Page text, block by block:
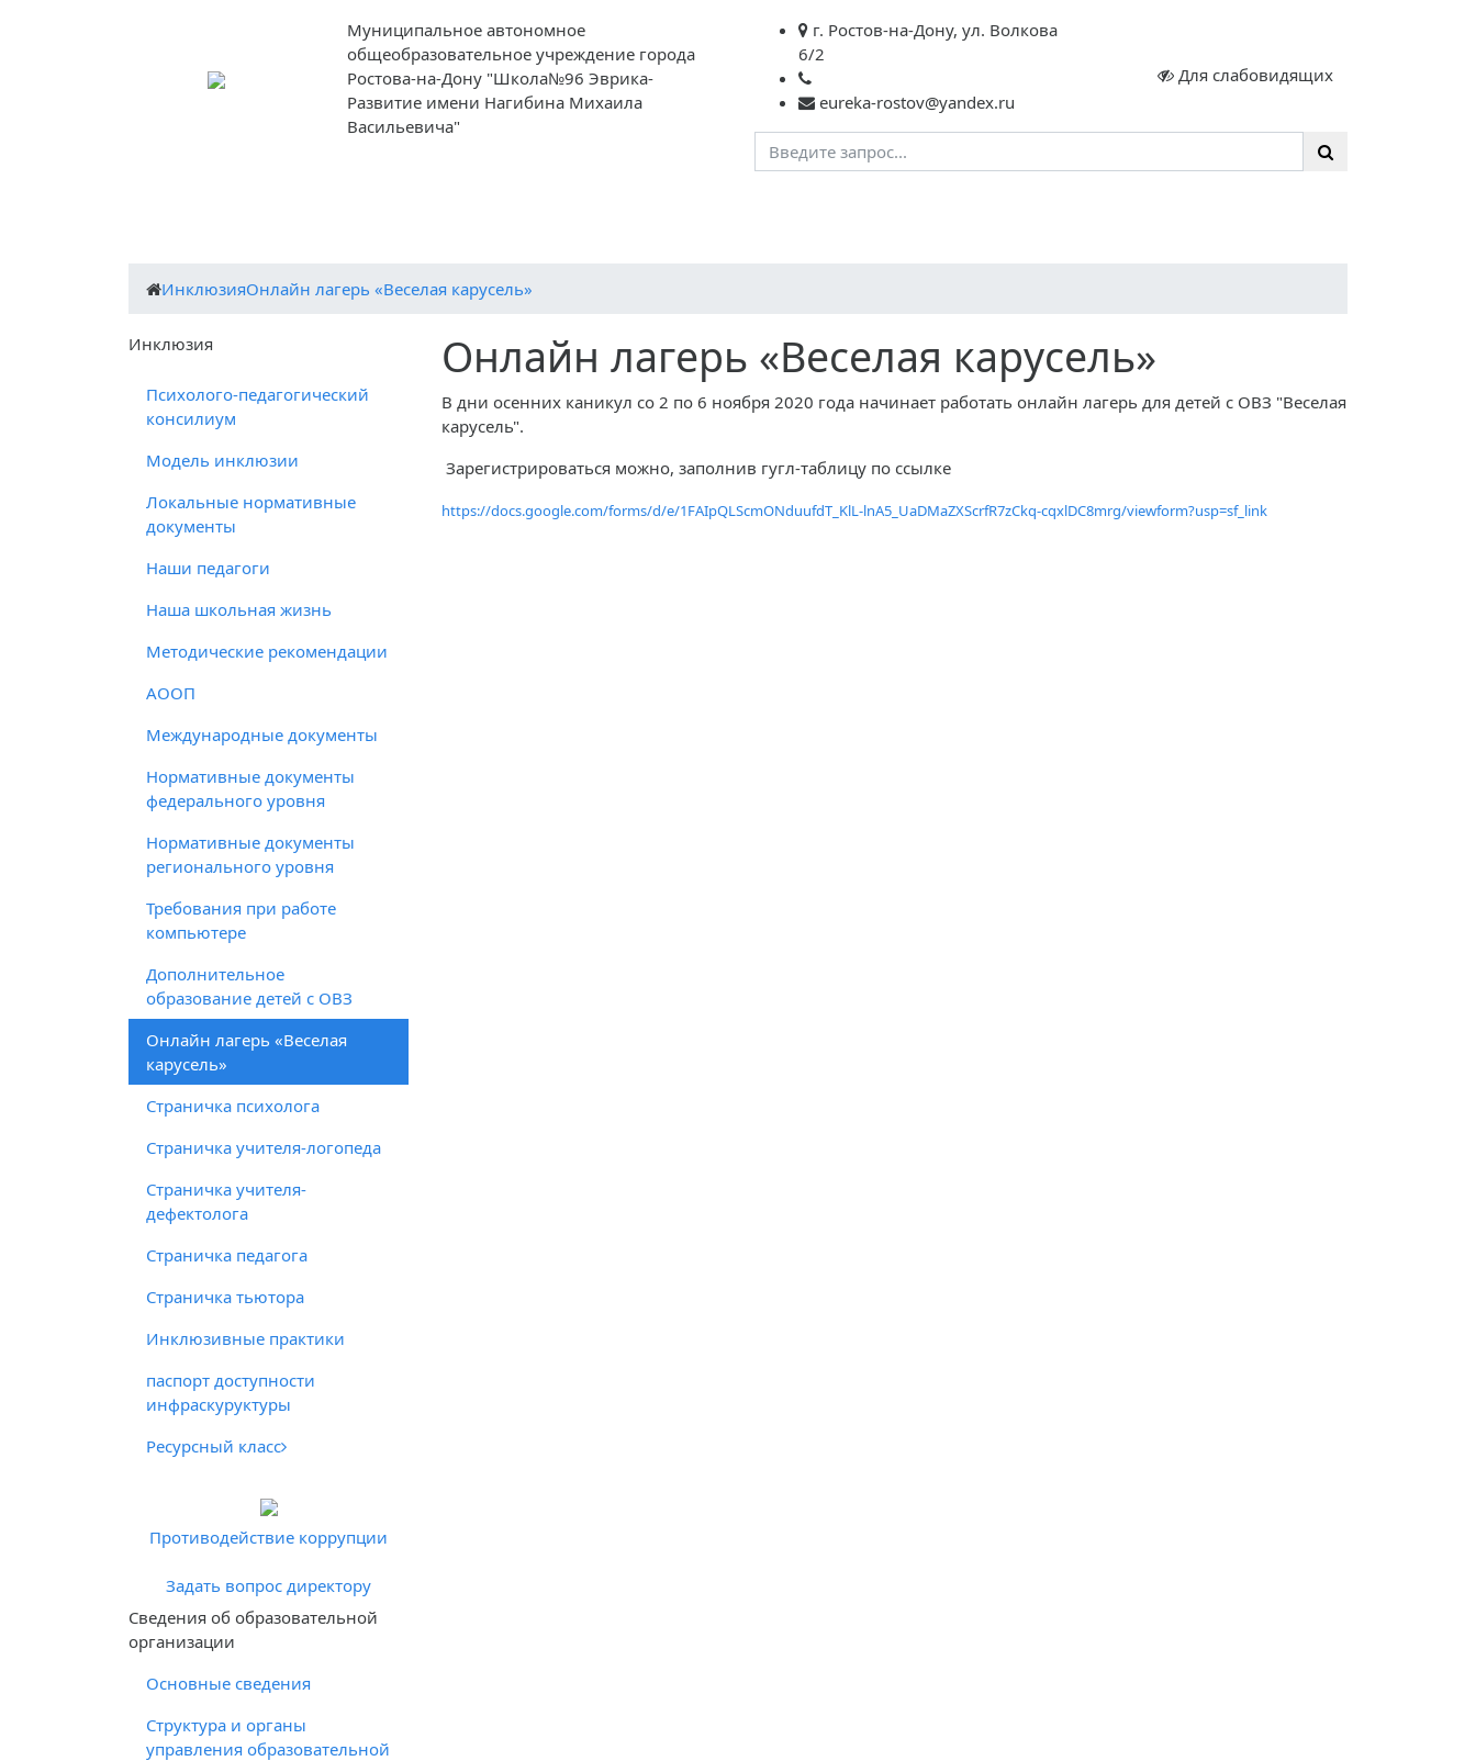
Муниципальное автономное
общеобразовательное учреждение города
Ростова-на-Дону "Школа№96 Эврика-
Развитие имени Нагибина Михаила
Васильевича"
г. Ростов-на-Дону, ул. Волкова
6/2
eureka-rostov@yandex.ru
Для слабовидящих
ИнклюзияОнлайн лагерь «Веселая карусель»
Инклюзия
Психолого-педагогический
консилиум
Модель инклюзии
Локальные нормативные
документы
Наши педагоги
Наша школьная жизнь
Методические рекомендации
АООП
Международные документы
Нормативные документы
федерального уровня
Нормативные документы
регионального уровня
Требования при работе
компьютере
Дополнительное
образование детей с ОВЗ
Онлайн лагерь «Веселая
карусель»
Страничка психолога
Страничка учителя-логопеда
Страничка учителя-
дефектолога
Страничка педагога
Страничка тьютора
Инклюзивные практики
паспорт доступности
инфраскуруктуры
Ресурсный класс
Противодействие коррупции
Задать вопрос директору
Cведения об образовательной
организации
Основные сведения
Структура и органы
управления образовательной
Онлайн лагерь «Веселая карусель»
В дни осенних каникул со 2 по 6 ноября 2020 года начинает работать онлайн лагерь для детей с ОВЗ "Веселая
карусель".
Зарегистрироваться можно, заполнив гугл-таблицу по ссылке
https://docs.google.com/forms/d/e/1FAIpQLScmONduufdT_KlL-lnA5_UaDMaZXScrfR7zCkq-cqxlDC8mrg/viewform?usp=sf_ link